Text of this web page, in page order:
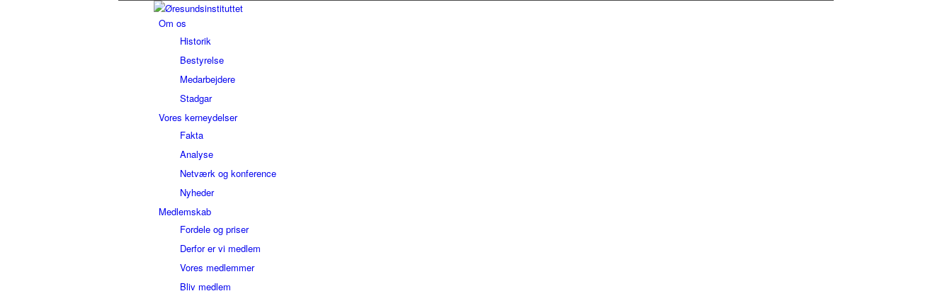
Om os
Historik
Bestyrelse
Medarbejdere
Stadgar
Vores kerneydelser
Fakta
Analyse
Netværk og konference
Nyheder
Medlemskab
Fordele og priser
Derfor er vi medlem
Vores medlemmer
Bliv medlem